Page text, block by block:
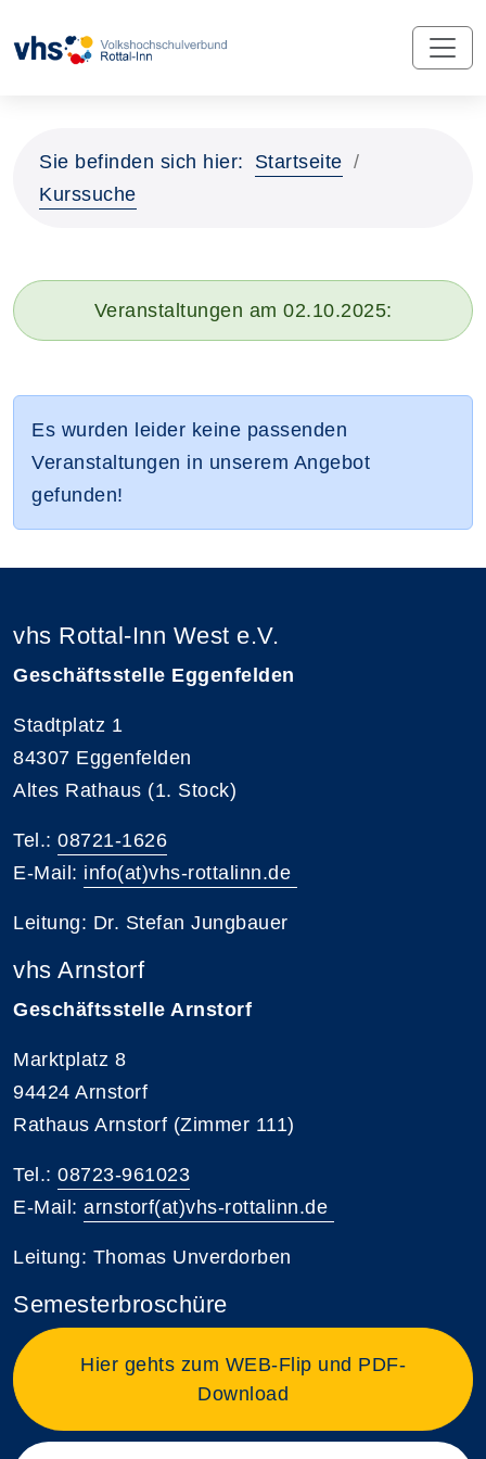
Sie befinden sich hier:
Startseite
Kurssuche
Veranstaltungen am 02.10.2025:
Es wurden leider keine passenden
Veranstaltungen in unserem Angebot
gefunden!
vhs Rottal-Inn West e.V.
Geschäftsstelle Eggenfelden
Stadtplatz 1
84307 Eggenfelden
Altes Rathaus (1. Stock)
Tel.: 08721-1626
E-Mail: info(at)vhs-rottalinn.de
Leitung: Dr. Stefan Jungbauer
vhs Arnstorf
Geschäftsstelle Arnstorf
Marktplatz 8
94424 Arnstorf
Rathaus Arnstorf (Zimmer 111)
Tel.: 08723-961023
E-Mail: arnstorf(at)vhs-rottalinn.de
Leitung: Thomas Unverdorben
Semesterbroschüre
Hier gehts zum WEB-Flip und PDF-
Download